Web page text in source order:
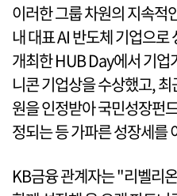
이러한 그룹 차원의 지속적
내 대표 AI 반도체 기업으
개최한 HUB Day에서 기업
니콘 기업상을 수상했고,
원을 인정받아 국민성장펀
정되는 등 가파른 성장세를
KB금융 관계자는 "리벨리